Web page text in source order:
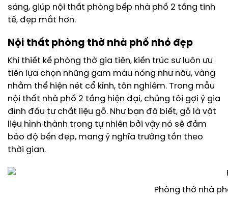
sáng, giúp nội thất phòng bếp nhà phố 2 tầng tinh
tế, đẹp mắt hơn.
Nội thất phòng thờ nhà phố nhỏ đẹp
Khi thiết kế phòng thờ gia tiên, kiến trúc sư luôn ưu
tiên lựa chọn những gam màu nóng như nâu, vàng
nhằm thể hiện nét cổ kính, tôn nghiêm. Trong mẫu
nội thất nhà phố 2 tầng hiện đại, chúng tôi gợi ý gia
đình đầu tư chất liệu gỗ. Như bạn đã biết, gỗ là vật
liệu hình thành trong tự nhiên bởi vậy nó sẽ đảm
bảo độ bền đẹp, mang ý nghĩa trường tồn theo
thời gian.
Phòng thờ nhà